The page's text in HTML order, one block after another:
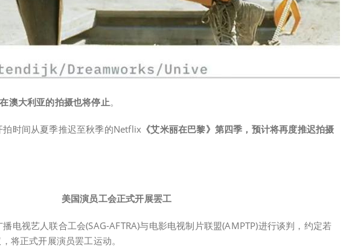
澳大利亚的拍摄也将停止。
拍时间从夏季推迟至秋季的Netflix 《艾米丽在巴黎》第四季，预计将再度推迟拍摄
美国演员工会正式开展罢工
电视艺人联合工会(SAG-AFTRA)与电影电视制片联盟(AMPTP)进行谈判，约定若
将正式开展演员罢工运动。